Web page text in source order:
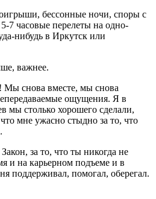
бессонные ночи, споры с
7 часовые перелеты на одно-
нибудь в Иркутск или
важнее.
Мы снова вместе, мы снова
ощущения. Я в
мы столько хорошего сделали,
мне ужасно стыдно за то, что
за то, что ты никогда не
и на карьерном подъеме и в
поддерживал, помогал, оберегал.